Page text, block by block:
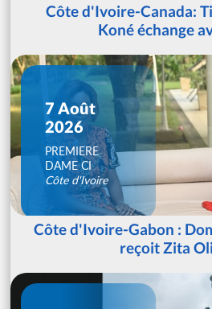
Côte d'Ivoire-Canada:
Koné échange
7 Août
2026
PREMIERE
DAME CI
Côte d'Ivoire
Côte d'Ivoire-Gabon :
reçoit Zita